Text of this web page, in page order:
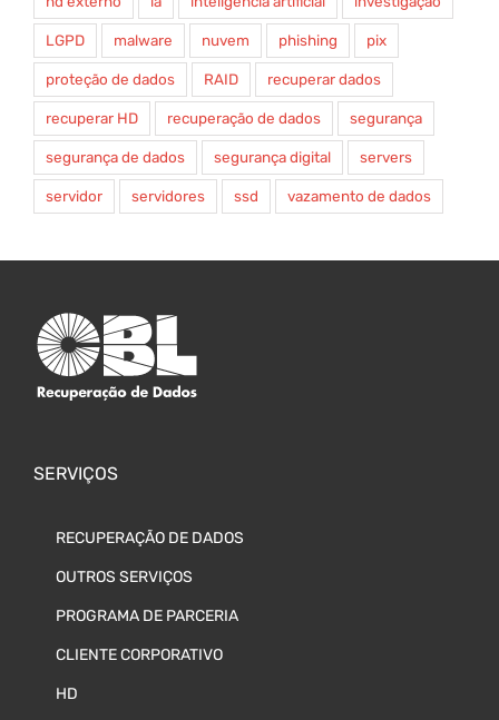
LGPD malware nuvem phishing pix
proteção de dados RAID recuperar dados
recuperar HD recuperação de dados segurança
segurança de dados segurança digital servers
servidor servidores ssd vazamento de dados
SERVIÇOS
RECUPERAÇÃO DE DADOS
OUTROS SERVIÇOS
PROGRAMA DE PARCERIA
CLIENTE CORPORATIVO
HD